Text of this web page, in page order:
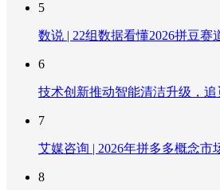
5
数说 | 22组数据看懂2026拼豆赛
6
技术创新推动智能清洁升级，
7
艾媒咨询 | 2026年拼多多概念
8